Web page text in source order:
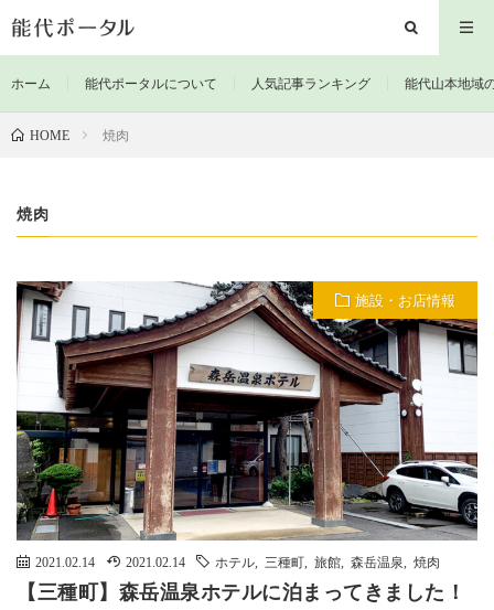
ホーム 能代ポータルについて 人気記事ランキング 能代山本地域
HOME 焼肉
焼肉
施設・お店情報
2021.02.14 2021.02.14 ホテル 三種町 旅館 森岳温泉 焼肉
【三種町】森岳温泉ホテルに泊まってきました！